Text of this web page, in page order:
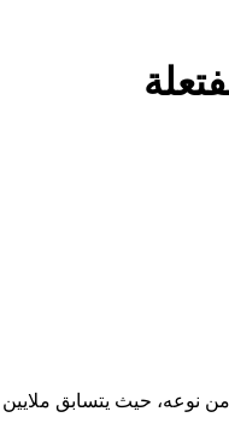
حيث يتسابق ملايين